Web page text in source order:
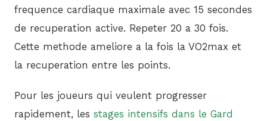
frequence cardiaque maximale avec 15 secondes
de recuperation active. Repeter 20 a 30 fois.
Cette methode ameliore a la fois la VO2max et
la recuperation entre les points.
Pour les joueurs qui veulent progresser
rapidement, les stages intensifs dans le Gard